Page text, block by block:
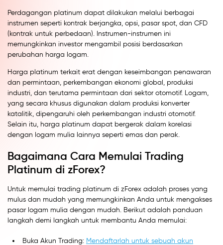
Perdagangan platinum dapat dilakukan melalui berbagai
instrumen seperti kontrak berjangka, opsi, pasar spot, dan CFD
(kontrak untuk perbedaan). Instrumen-instrumen ini
memungkinkan investor mengambil posisi berdasarkan
perubahan harga logam.
Harga platinum terkait erat dengan keseimbangan penawaran
dan permintaan, perkembangan ekonomi global, produksi
industri, dan terutama permintaan dari sektor otomotif. Logam,
yang secara khusus digunakan dalam produksi konverter
katalitik, dipengaruhi oleh perkembangan industri otomotif.
Selain itu, harga platinum dapat bergerak dalam korelasi
dengan logam mulia lainnya seperti emas dan perak.
Bagaimana Cara Memulai Trading
Platinum di zForex?
Untuk memulai trading platinum di zForex adalah proses yang
mulus dan mudah yang memungkinkan Anda untuk mengakses
pasar logam mulia dengan mudah. Berikut adalah panduan
langkah demi langkah untuk membantu Anda memulai:
Buka Akun Trading: Mendaftarlah untuk sebuah akun